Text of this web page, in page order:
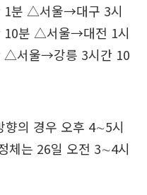
분 △서울→대구 3시
분 △서울→대전 1시
서울→강릉 3시간 10
향의 경우 오후 4∼5시
체는 26일 오전 3∼4시